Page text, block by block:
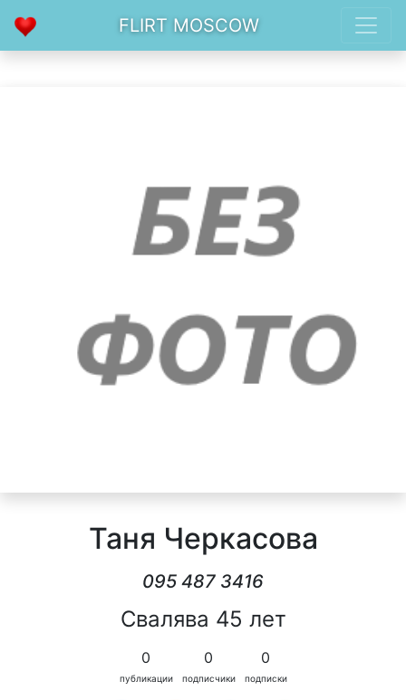
FLIRT MOSCOW
Таня Черкасова
095 487 3416
Свалява 45 лет
0
публикации
0
подписчики
0
подписки